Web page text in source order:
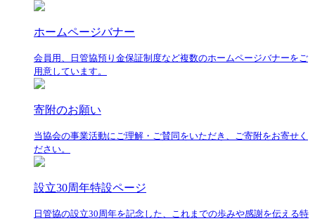
ホームページバナー
会員用、日管協預り金保証制度など複数のホームページバナーをご
用意しています。
寄附のお願い
当協会の事業活動にご理解・ご賛同をいただき、ご寄附をお寄せく
ださい。
設立30周年特設ページ
日管協の設立30周年を記念した、これまでの歩みや感謝を伝える特